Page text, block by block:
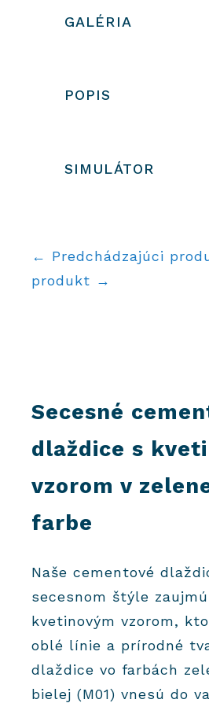
GALÉRIA
POPIS
SIMULÁTOR
← Predchádzajúci
produkt →
Secesné
dlaždice s
vzorom v
farbe
Naše cementové
secesnom štýle
kvetinovým vzorom,
oblé línie a prírodné
dlaždice vo farbách
bielej (M01) vnesú do